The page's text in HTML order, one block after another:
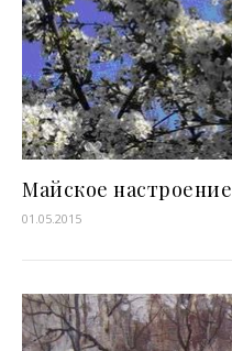
Майское настроение
01.05.2015